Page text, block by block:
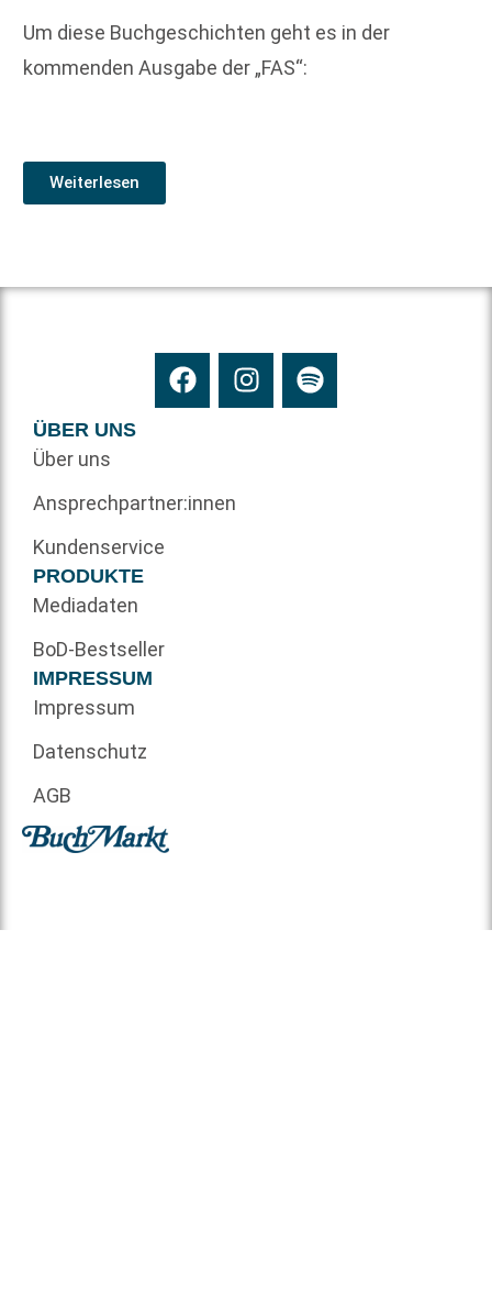
Um diese Buchgeschichten geht es in der
kommenden Ausgabe der „FAS“:
Weiterlesen
ÜBER UNS
Über uns
Ansprechpartner:innen
Kundenservice
PRODUKTE
Mediadaten
BoD-Bestseller
IMPRESSUM
Impressum
Datenschutz
AGB